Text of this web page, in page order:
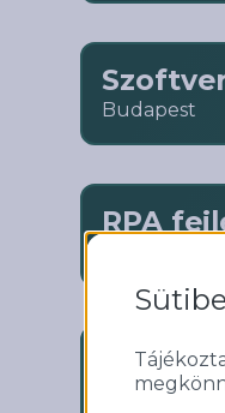
Budapest
RPA
Budapest